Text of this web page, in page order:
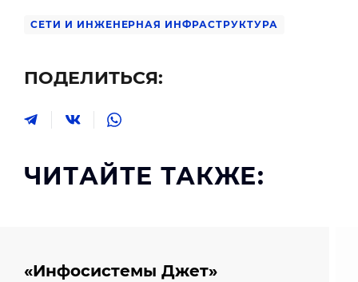
СЕТИ И ИНЖЕНЕРНАЯ ИНФРАСТРУКТУРА
ПОДЕЛИТЬСЯ:
ЧИТАЙТЕ ТАКЖЕ:
«Инфосистемы Джет»